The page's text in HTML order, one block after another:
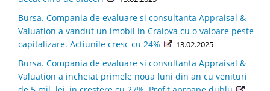
Bursa. Compania de evaluare si consultanta Appraisal &
Valuation a vandut un imobil in Craiova cu o valoare peste
capitalizare. Actiunile cresc cu 24%
13.02.2025
Bursa. Compania de evaluare si consultanta Appraisal &
Valuation a incheiat primele noua luni din an cu venituri